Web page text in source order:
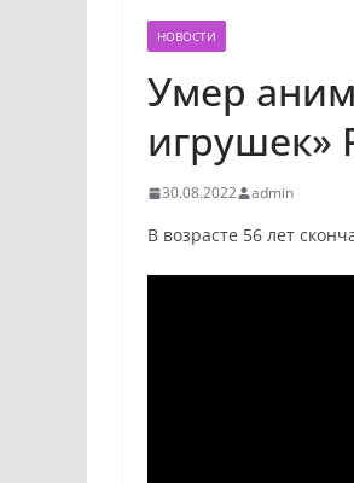
НОВОСТИ
Умер
игрушек»
30.08.2022 admin
В возрасте 56 лет